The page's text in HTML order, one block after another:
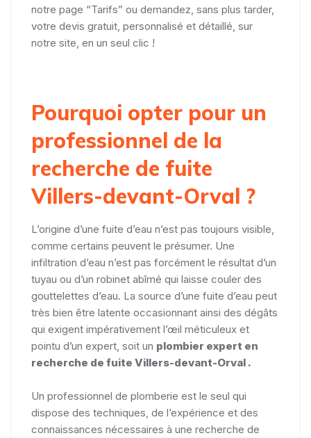
notre page “Tarifs” ou demandez, sans plus tarder,
votre devis gratuit, personnalisé et détaillé, sur
notre site, en un seul clic !
Pourquoi opter pour un
professionnel de la
recherche de fuite
Villers-devant-Orval ?
L’origine d’une fuite d’eau n’est pas toujours visible,
comme certains peuvent le présumer. Une
infiltration d’eau n’est pas forcément le résultat d’un
tuyau ou d’un robinet abîmé qui laisse couler des
gouttelettes d’eau. La source d’une fuite d’eau peut
très bien être latente occasionnant ainsi des dégâts
qui exigent impérativement l’œil méticuleux et
pointu d’un expert, soit un plombier expert en
recherche de fuite Villers-devant-Orval .
Un professionnel de plomberie est le seul qui
dispose des techniques, de l’expérience et des
connaissances nécessaires à une recherche de